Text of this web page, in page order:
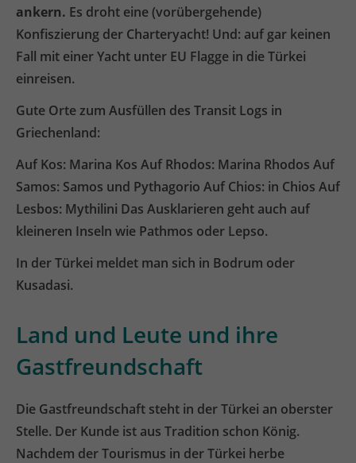
ankern. Es droht eine (vorübergehende)
Konfiszierung der Charteryacht! Und: auf gar keinen
Fall mit einer Yacht unter EU Flagge in die Türkei
einreisen.
Gute Orte zum Ausfüllen des Transit Logs in
Griechenland:
Auf Kos: Marina Kos Auf Rhodos: Marina Rhodos Auf
Samos: Samos und Pythagorio Auf Chios: in Chios Auf
Lesbos: Mythilini Das Ausklarieren geht auch auf
kleineren Inseln wie Pathmos oder Lepso.
In der Türkei meldet man sich in Bodrum oder
Kusadasi.
Land und Leute und ihre
Gastfreundschaft
Die Gastfreundschaft steht in der Türkei an oberster
Stelle. Der Kunde ist aus Tradition schon König.
Nachdem der Tourismus in der Türkei herbe